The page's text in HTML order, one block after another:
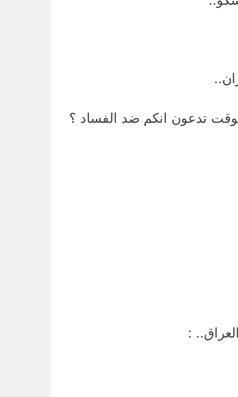
بوقت تدعون انكم ضد الفساد ؟
: